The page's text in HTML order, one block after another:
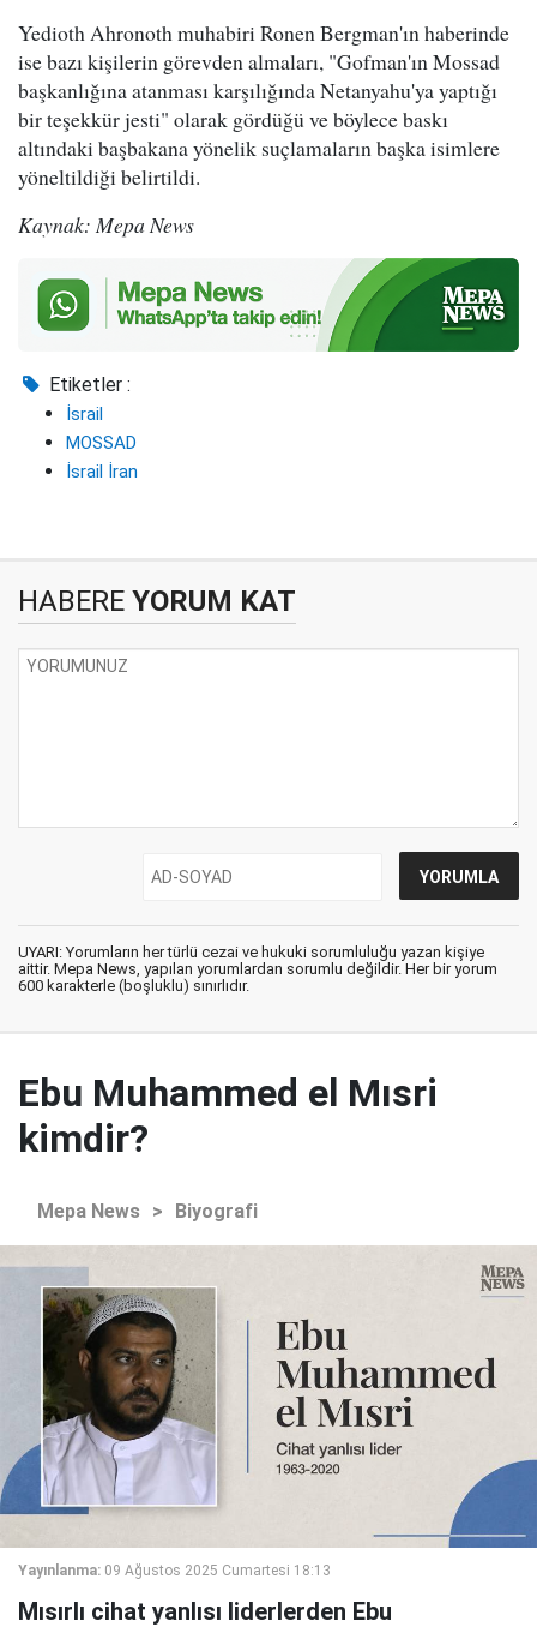
Yedioth Ahronoth muhabiri Ronen Bergman'ın haberinde
ise bazı kişilerin görevden almaları, "Gofman'ın Mossad
başkanlığına atanması karşılığında Netanyahu'ya yaptığı
bir teşekkür jesti" olarak gördüğü ve böylece baskı
altındaki başbakana yönelik suçlamaların başka isimlere
yöneltildiği belirtildi.
Kaynak: Mepa News
Etiketler :
İsrail
MOSSAD
İsrail İran
HABERE YORUM KAT
UYARI: Yorumların her türlü cezai ve hukuki sorumluluğu yazan kişiye
aittir. Mepa News, yapılan yorumlardan sorumlu değildir. Her bir yorum
600 karakterle (boşluklu) sınırlıdır.
Ebu Muhammed el Mısri
kimdir?
Mepa News > Biyografi
Yayınlanma: 09 Ağustos 2025 Cumartesi 18:13
Mısırlı cihat yanlısı liderlerden Ebu